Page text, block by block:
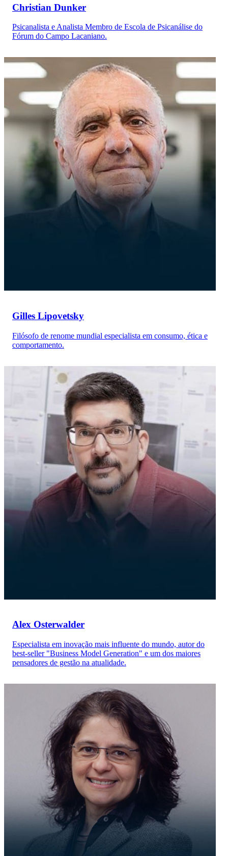
Christian Dunker
Psicanalista e Analista Membro de Escola de Psicanálise do
Fórum do Campo Lacaniano.
Gilles Lipovetsky
Filósofo de renome mundial especialista em consumo, ética e
comportamento.
Alex Osterwalder
Especialista em inovação mais influente do mundo, autor do
best-seller "Business Model Generation" e um dos maiores
pensadores de gestão na atualidade.